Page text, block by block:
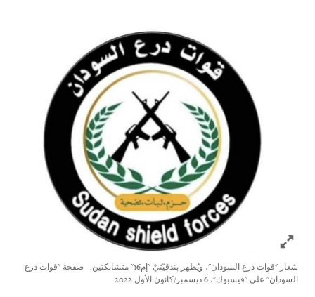
Click to expand Image
شعار "قوات درع السودان"، ويُظهر بندقيّتَيْ "إم16" متشابكتين.
صفحة "قوات درع
السودان" على "فيسبوك"، 6 ديسمبر/كانون الأول 2022.